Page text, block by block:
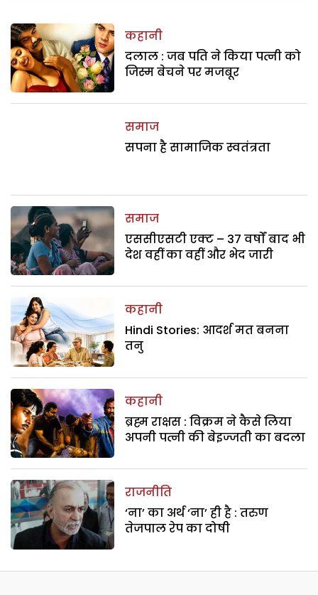
कहानी
दलाल : जब पति ने किया पत्नी को
जिस्म बेचने पर मजबूर
समाज
सपना है सामाजिक स्वतंत्रता
समाज
एससीएसटी एक्ट – 37 वर्षों बाद भी
देश वहीं का वहीं और भेद जारी
कहानी
Hindi Stories: आदर्श मत बनना
तनु
कहानी
ब्रह्म राक्षस : विक्रम ने कैसे लिया
अपनी पत्नी की बेइज्जती का बदला
राजनीति
‘ना’ का अर्थ ‘ना’ ही है : तरुण
तेजपाल रेप का दोषी